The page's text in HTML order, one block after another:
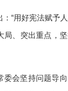
：“用好宪法赋予
局、突出重点，
委会坚持问题导